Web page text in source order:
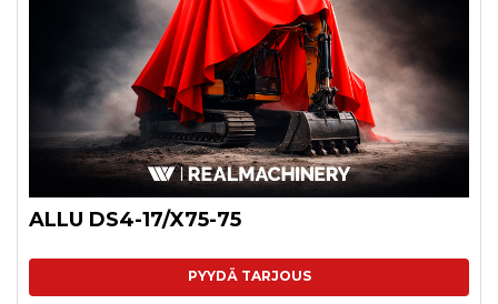
ALLU DS4-17/X75-75
PYYDÄ TARJOUS